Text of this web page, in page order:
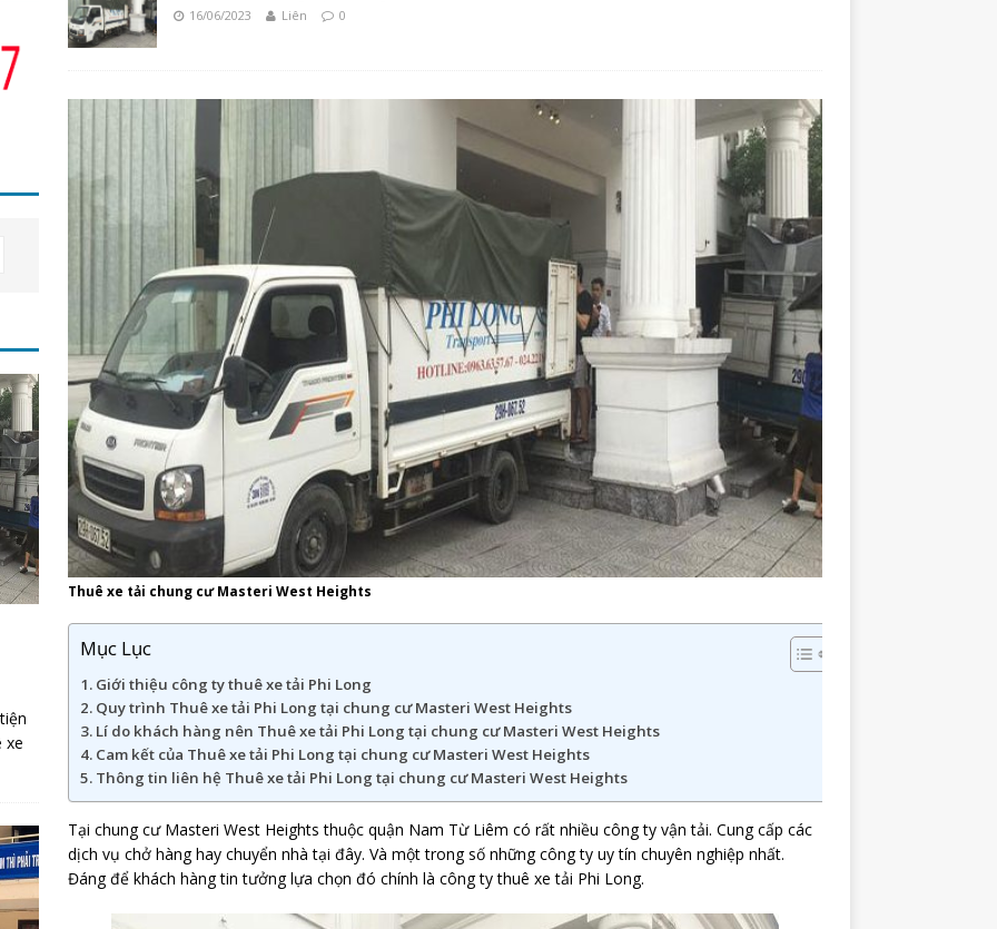
16/06/2023 Liên 0
Thuê xe tải chung cư Masteri West Heights
Mục Lục
Giới thiệu công ty thuê xe tải Phi Long
Quy trình Thuê xe tải Phi Long tại chung cư Masteri West Heights
Lí do khách hàng nên Thuê xe tải Phi Long tại chung cư Masteri West Heights
Cam kết của Thuê xe tải Phi Long tại chung cư Masteri West Heights
Thông tin liên hệ Thuê xe tải Phi Long tại chung cư Masteri West Heights
Tại chung cư Masteri West Heights thuộc quận Nam Từ Liêm có rất nhiều công ty vận tải. Cung cấp các
dịch vụ chở hàng hay chuyển nhà tại đây. Và một trong số những công ty uy tín chuyên nghiệp nhất.
Đáng để khách hàng tin tưởng lựa chọn đó chính là công ty thuê xe tải Phi Long.
xe